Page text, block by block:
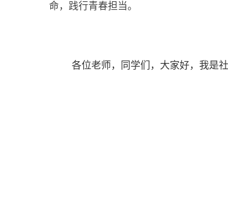
命，践行青春担当。
各位老师，同学们，大家好，我是